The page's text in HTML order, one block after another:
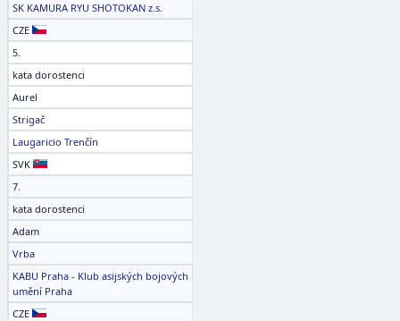
SK KAMURA RYU SHOTOKAN z.s.
CZE
5.
kata dorostenci
Aurel
Strigač
Laugaricio Trenčín
SVK
7.
kata dorostenci
Adam
Vrba
KABU Praha - Klub asijských bojových
umění Praha
CZE